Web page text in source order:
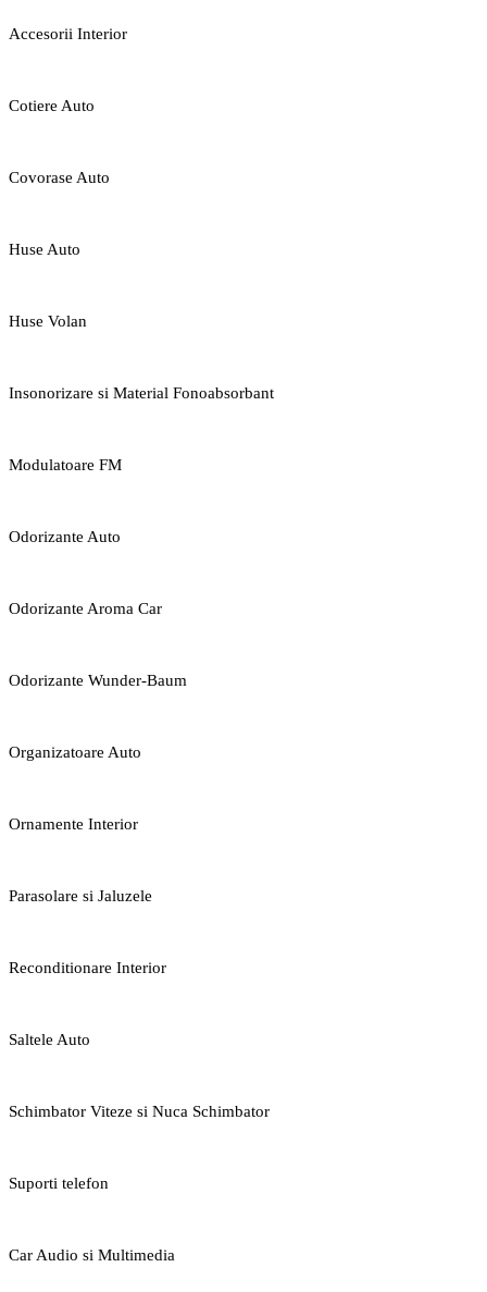
Accesorii Interior
Cotiere Auto
Covorase Auto
Huse Auto
Huse Volan
Insonorizare si Material Fonoabsorbant
Modulatoare FM
Odorizante Auto
Odorizante Aroma Car
Odorizante Wunder-Baum
Organizatoare Auto
Ornamente Interior
Parasolare si Jaluzele
Reconditionare Interior
Saltele Auto
Schimbator Viteze si Nuca Schimbator
Suporti telefon
Car Audio si Multimedia